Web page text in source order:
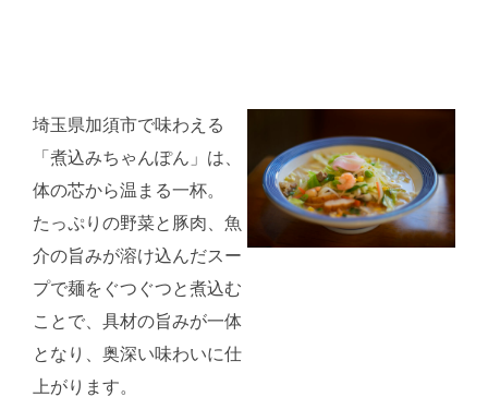
ク
ロ
埼玉県加須市で味わえる
「煮込みちゃんぽん」は、
体の芯から温まる一杯。
たっぷりの野菜と豚肉、魚
介の旨みが溶け込んだスー
プで麺をぐつぐつと煮込む
ことで、具材の旨みが一体
となり、奥深い味わいに仕
上がります。